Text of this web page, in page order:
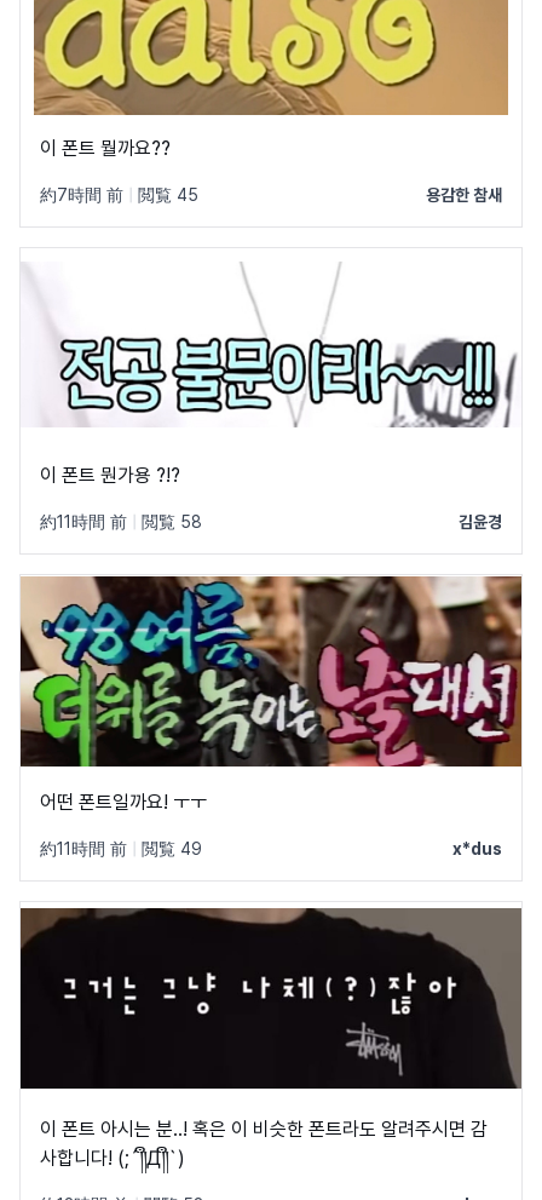
이 폰트 뭘까요??
約7時間 前 閲覧 45 용감한 참새
이 폰트 뭔가용 ?!?
約11時間 前 閲覧 58 김윤경
어떤 폰트일까요! ㅜㅜ
約11時間 前 閲覧 49 x*dus
이 폰트 아시는 분..! 혹은 이 비슷한 폰트라도 알려주시면 감
사합니다! (;´༎ຶД༎ຶ`)